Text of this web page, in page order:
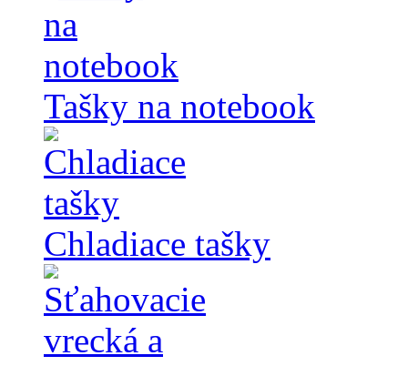
Tašky na notebook
Chladiace tašky